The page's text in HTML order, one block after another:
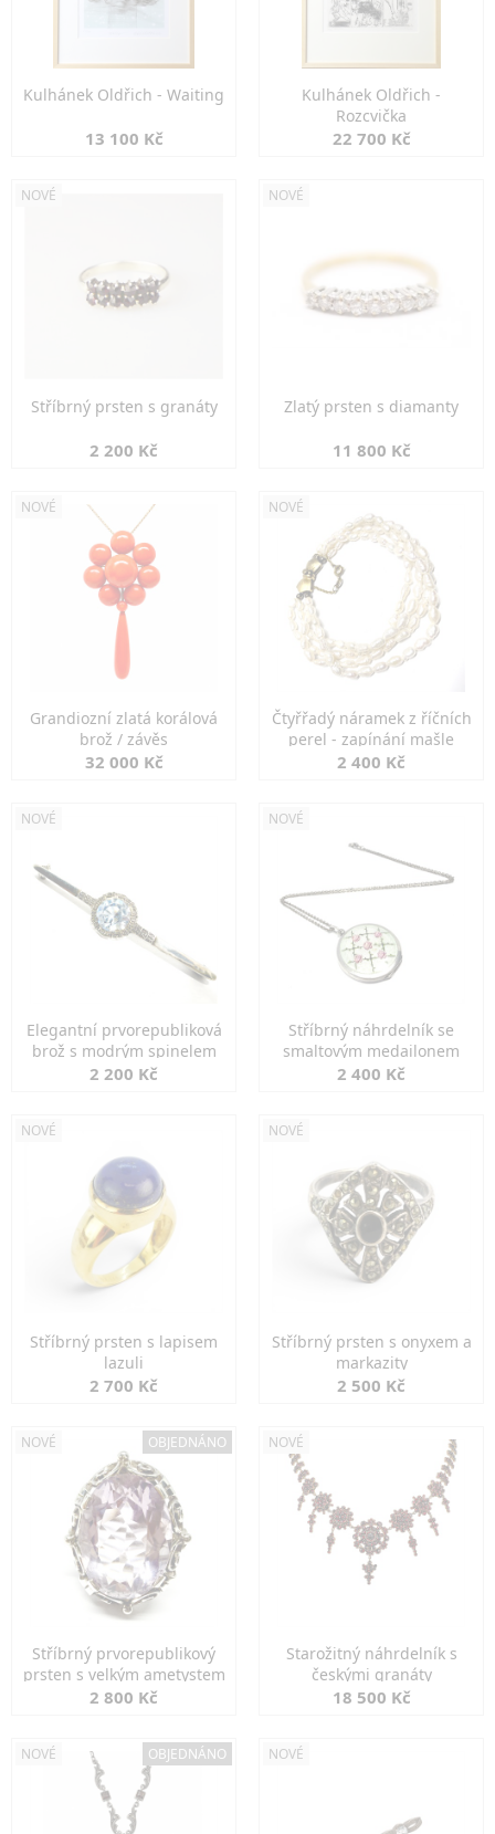
Kulhánek Oldřich - Waiting
13 100 Kč
Kulhánek Oldřich -
Rozcvička
22 700 Kč
NOVÉ
Stříbrný prsten s granáty
2 200 Kč
NOVÉ
Zlatý prsten s diamanty
11 800 Kč
NOVÉ
Grandiozní zlatá korálová
brož / závěs
32 000 Kč
NOVÉ
Čtyřřadý náramek z říčních
perel - zapínání mašle
2 400 Kč
NOVÉ
Elegantní prvorepubliková
brož s modrým spinelem
2 200 Kč
NOVÉ
Stříbrný náhrdelník se
smaltovým medailonem
2 400 Kč
NOVÉ
Stříbrný prsten s lapisem
lazuli
2 700 Kč
NOVÉ
Stříbrný prsten s onyxem a
markazity
2 500 Kč
NOVÉ OBJEDNÁNO
Stříbrný prvorepublikový
prsten s velkým ametystem
2 800 Kč
NOVÉ
Starožitný náhrdelník s
českými granáty
18 500 Kč
NOVÉ OBJEDNÁNO NOVÉ